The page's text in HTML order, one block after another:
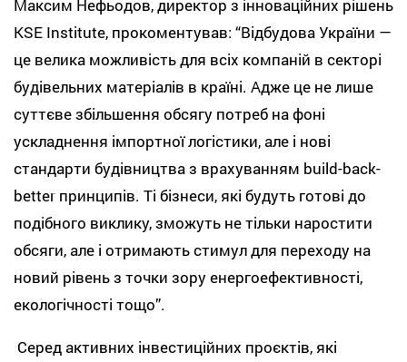
Максим Нефьодов, директор з інноваційних рішень
KSE Institute, прокоментував: “Відбудова України —
це велика можливість для всіх компаній в секторі
будівельних матеріалів в країні. Адже це не лише
суттєве збільшення обсягу потреб на фоні
ускладнення імпортної логістики, але і нові
стандарти будівництва з врахуванням build-back-
better принципів. Ті бізнеси, які будуть готові до
подібного виклику, зможуть не тільки наростити
обсяги, але і отримають стимул для переходу на
новий рівень з точки зору енергоефективності,
екологічності тощо”.
Серед активних інвестиційних проєктів, які